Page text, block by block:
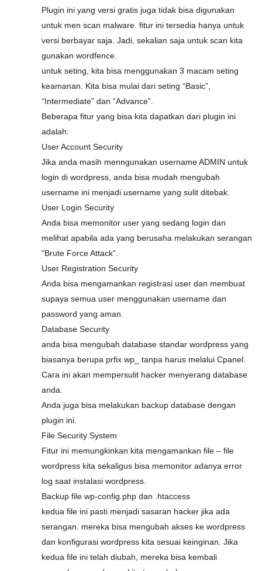
Plugin ini yang versi gratis juga tidak bisa digunakan
untuk men scan malware. fitur ini tersedia hanya untuk
versi berbayar saja. Jadi, sekalian saja untuk scan kita
gunakan wordfence.
untuk seting, kita bisa menggunakan 3 macam seting
keamanan. Kita bisa mulai dari seting “Basic”,
“Intermediate” dan “Advance”.
Beberapa fitur yang bisa kita dapatkan dari plugin ini
adalah:
User Account Security
Jika anda masih menngunakan username ADMIN untuk
login di wordpress, anda bisa mudah mengubah
username ini menjadi username yang sulit ditebak.
User Login Security
Anda bisa memonitor user yang sedang login dan
melihat apabila ada yang berusaha melakukan serangan
“Brute Force Attack”.
User Registration Security
Anda bisa mengamankan registrasi user dan membuat
supaya semua user menggunakan username dan
password yang aman.
Database Security
anda bisa mengubah database standar wordpress yang
biasanya berupa prfix wp_ tanpa harus melalui Cpanel.
Cara ini akan mempersulit hacker menyerang database
anda.
Anda juga bisa melakukan backup database dengan
plugin ini.
File Security System
Fitur ini memungkinkan kita mengamankan file – file
wordpress kita sekaligus bisa memonitor adanya error
log saat instalasi wordpress.
Backup file wp-config.php dan .htaccess
kedua file ini pasti menjadi sasaran hacker jika ada
serangan. mereka bisa mengubah akses ke wordpress
dan konfigurasi wordpress kita sesuai keinginan. Jika
kedua file ini telah diubah, mereka bisa kembali